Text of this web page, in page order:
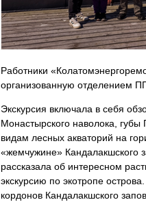
Работники
организованную отделением
Экскурсия включала в себя
Монастырского наволока, губы
видам лесных акваторий на
«жемчужине» Кандалакшского
рассказала об интересном
экскурсию по экотропе
кордонов Кандалакшского